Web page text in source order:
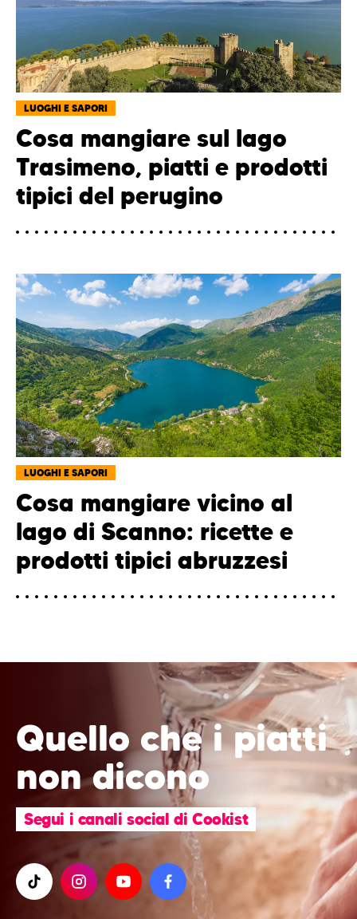
LUOGHI E SAPORI
Cosa mangiare sul lago
Trasimeno, piatti e prodotti
tipici del perugino
LUOGHI E SAPORI
Cosa mangiare vicino al
lago di Scanno: ricette e
prodotti tipici abruzzesi
Quello che i piatti
non dicono
Segui i canali social di Cookist